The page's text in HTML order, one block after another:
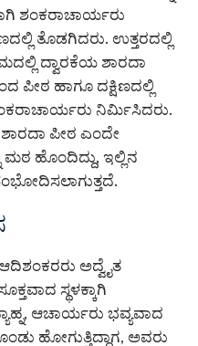
ಶಂಕರಾಚಾರ್ಯರು
ತೊಡಗಿದರು. ಉತ್ತರದಲ್ಲಿ
ದ್ವಾರಕೆಯ ಶಾರದಾ
ಪೀಠ ಹಾಗೂ ದಕ್ಷಿಣದಲ್ಲಿ
ನಿರ್ಮಿಸಿದರು.
ಪೀಠ ಎಂದೇ
ಮಠ ಹೊಂದಿದ್ದು, ಇಲ್ಲಿನ
ಅದ್ವೈತ
ಸ್ಥಳಕ್ಕಾಗಿ
ಆಚಾರ್ಯರು ಭವ್ಯವಾದ
ಹೋಗುತ್ತಿದ್ದಾಗ, ಅವರು